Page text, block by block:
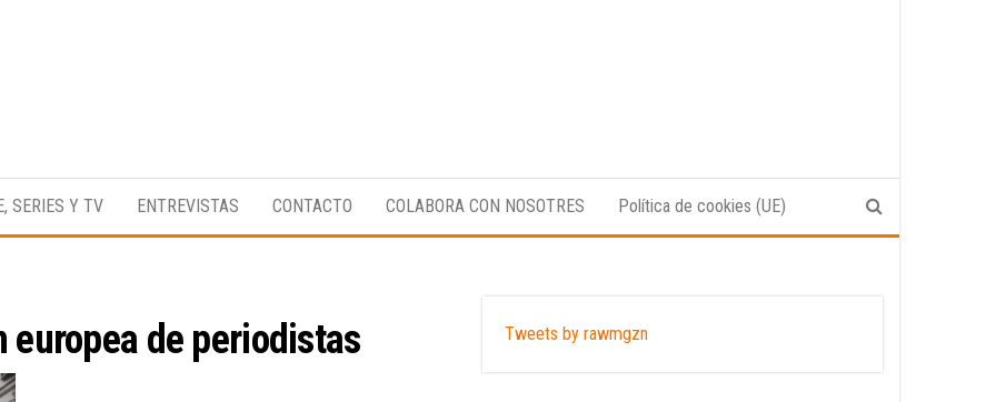
Magazine
digital
enfocado
cultura,
música.
SERIES Y TV ENTREVISTAS CONTACTO COLABORA CON NOSOTRES Política de cookies (UE)
europea de periodistas Tweets by rawmgzn